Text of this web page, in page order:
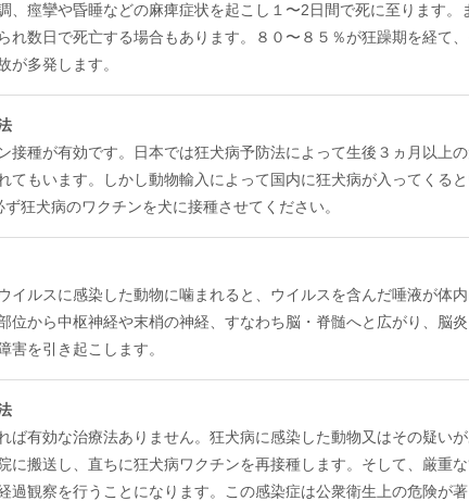
、痙攣や昏睡などの麻痺症状を起こし１〜2日間で死に至ります。
れ数日で死亡する場合もあります。８０〜８５％が狂躁期を経て
が多発します。
接種が有効です。日本では狂犬病予防法によって生後３ヵ月以上
てもいます。しかし動物輸入によって国内に狂犬病が入ってくる
ず狂犬病のワクチンを犬に接種させてください。
イルスに感染した動物に噛まれると、ウイルスを含んだ唾液が体
位から中枢神経や末梢の神経、すなわち脳・脊髄へと広がり、脳
害を引き起こします。
ば有効な治療法ありません。狂犬病に感染した動物又はその疑い
に搬送し、直ちに狂犬病ワクチンを再接種します。そして、厳重
過観察を行うことになります。この感染症は公衆衛生上の危険が